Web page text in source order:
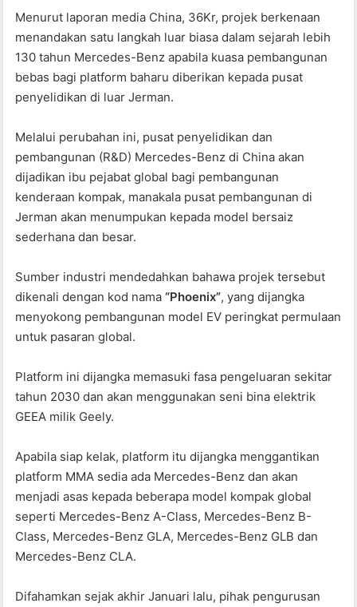
o
k
p
Menurut laporan media China, 36Kr, projek berkenaan
menandakan satu langkah luar biasa dalam sejarah lebih
130 tahun Mercedes-Benz apabila kuasa pembangunan
bebas bagi platform baharu diberikan kepada pusat
penyelidikan di luar Jerman.
Melalui perubahan ini, pusat penyelidikan dan
pembangunan (R&D) Mercedes-Benz di China akan
dijadikan ibu pejabat global bagi pembangunan
kenderaan kompak, manakala pusat pembangunan di
Jerman akan menumpukan kepada model bersaiz
sederhana dan besar.
Sumber industri mendedahkan bahawa projek tersebut
dikenali dengan kod nama“Phoenix”, yang dijangka
menyokong pembangunan model EV peringkat permulaan
untuk pasaran global.
Platform ini dijangka memasuki fasa pengeluaran sekitar
tahun 2030 dan akan menggunakan seni bina elektrik
GEEA milik Geely.
Apabila siap kelak, platform itu dijangka menggantikan
platform MMA sedia ada Mercedes-Benz dan akan
menjadi asas kepada beberapa model kompak global
seperti Mercedes-Benz A-Class, Mercedes-Benz B-
Class, Mercedes-Benz GLA, Mercedes-Benz GLB dan
Mercedes-Benz CLA.
Difahamkan sejak akhir Januari lalu, pihak pengurusan